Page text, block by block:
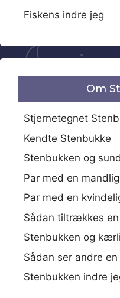
Fiskens indre jeg
Om
Stjernetegnet
Kendte Stenbukke
Stenbukken og
Par med en
Par med en
Sådan tiltrækkes
Stenbukken og
Sådan ser andre
Stenbukken indre